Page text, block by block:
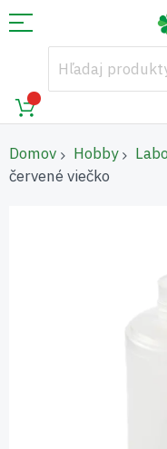
Domov Hobby
červené viečko